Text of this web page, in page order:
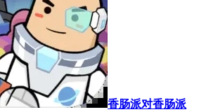
香肠派对香肠派